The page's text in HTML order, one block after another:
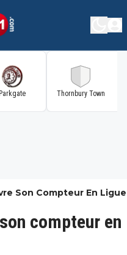
Parkgate Thornbury Town
Son Compteur En Ligue
compteur en